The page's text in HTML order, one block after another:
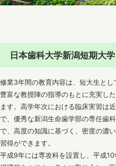
日本歯科大学新潟短期大学
修業3年間の教育内容は、短大生とし
豊富な教授陣の指導のもとに充実し
ます。高学年次における臨床実習は
で、優秀な新潟生命歯学部の専任歯
で、高度の知識に基づく、密度の濃
習得ができます。
平成9年には専攻科を設置し、平成